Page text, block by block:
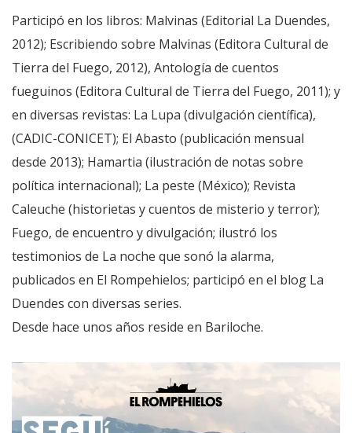
Participó en los libros: Malvinas (Editorial La Duendes,
2012); Escribiendo sobre Malvinas (Editora Cultural de
Tierra del Fuego, 2012), Antología de cuentos
fueguinos (Editora Cultural de Tierra del Fuego, 2011); y
en diversas revistas: La Lupa (divulgación científica),
(CADIC-CONICET); El Abasto (publicación mensual
desde 2013); Hamartia (ilustración de notas sobre
política internacional); La peste (México); Revista
Caleuche (historietas y cuentos de misterio y terror);
Fuego, de encuentro y divulgación; ilustró los
testimonios de La noche que sonó la alarma,
publicados en El Rompehielos; participó en el blog La
Duendes con diversas series.
Desde hace unos años reside en Bariloche.